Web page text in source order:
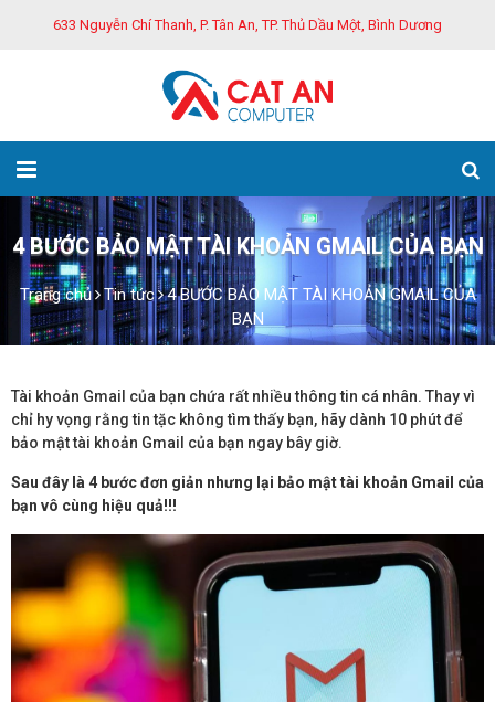
633 Nguyễn Chí Thanh, P. Tân An, TP. Thủ Dầu Một, Bình Dương
4 BƯỚC BẢO MẬT TÀI KHOẢN GMAIL CỦA BẠN
Trang chủ Tin tức
4 BƯỚC BẢO MẬT TÀI KHOẢN GMAIL CỦA
BẠN
Tài khoản Gmail của bạn chứa rất nhiều thông tin cá nhân. Thay vì
chỉ hy vọng rằng tin tặc không tìm thấy bạn, hãy dành 10 phút để
bảo mật tài khoản Gmail của bạn ngay bây giờ.
Sau đây là 4 bước đơn giản nhưng lại bảo mật tài khoản Gmail của
bạn vô cùng hiệu quả!!!